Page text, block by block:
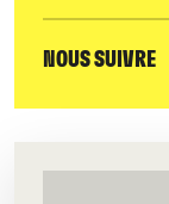
NOUS SUIVRE